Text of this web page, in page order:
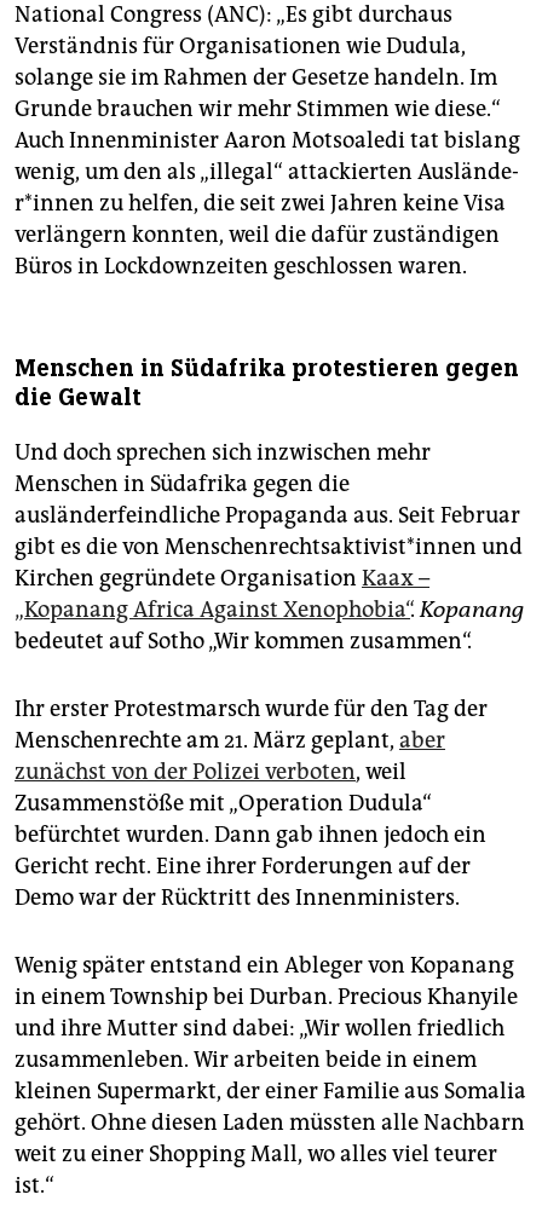
National Congress (ANC): „Es gibt durchaus
Verständnis für Organisationen wie Dudula,
solange sie im Rahmen der Gesetze handeln. Im
Grunde brauchen wir mehr Stimmen wie diese.“
Auch Innenminister Aaron Motsoaledi tat bislang
wenig, um den als „illegal“ attackierten Aus­län­de­
r*in­nen zu helfen, die seit zwei Jahren keine Visa
verlängern konnten, weil die dafür zuständigen
Büros in Lockdownzeiten geschlossen waren.
Menschen in Südafrika protestieren gegen
die Gewalt
Und doch sprechen sich inzwischen mehr
Menschen in Südafrika gegen die
ausländerfeindliche Propaganda aus. Seit Februar
gibt es die von Men­schen­rechts­aktivist*in­nen und
Kirchen gegründete Organisation Kaax –
„Kopanang Africa Against Xenophobia“.Kopanang
bedeutet auf Sotho „Wir kommen zusammen“.
Ihr erster Protestmarsch wurde für den Tag der
Menschenrechte am 21. März geplant, aber
zunächst von der Polizei verboten, weil
Zusammenstöße mit „Operation Dudula“
befürchtet wurden. Dann gab ihnen jedoch ein
Gericht recht. Eine ihrer Forderungen auf der
Demo war der Rücktritt des Innenministers.
Wenig später entstand ein Ableger von Kopanang
in einem Township bei Durban. Precious Khanyile
und ihre Mutter sind dabei: „Wir wollen friedlich
zusammenleben. Wir arbeiten beide in einem
kleinen Supermarkt, der einer Familie aus Somalia
gehört. Ohne diesen Laden müssten alle Nachbarn
weit zu einer Shopping Mall, wo alles viel teurer
ist.“